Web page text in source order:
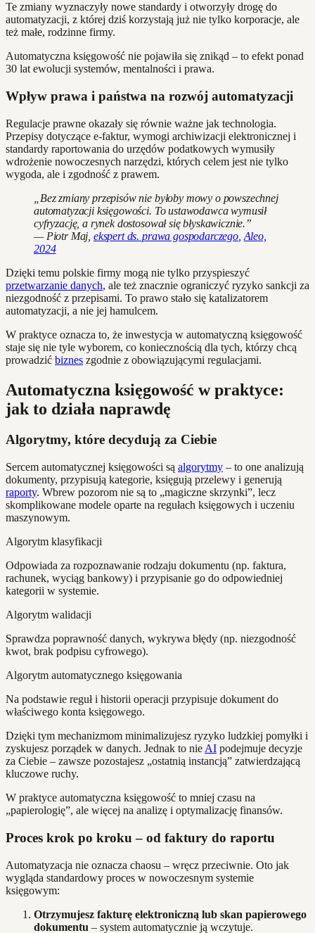
Te zmiany wyznaczyły nowe standardy i otworzyły drogę do
automatyzacji, z której dziś korzystają już nie tylko korporacje, ale
też małe, rodzinne firmy.
Automatyczna księgowość nie pojawiła się znikąd – to efekt ponad
30 lat ewolucji systemów, mentalności i prawa.
Wpływ prawa i państwa na rozwój automatyzacji
Regulacje prawne okazały się równie ważne jak technologia.
Przepisy dotyczące e-faktur, wymogi archiwizacji elektronicznej i
standardy raportowania do urzędów podatkowych wymusiły
wdrożenie nowoczesnych narzędzi, których celem jest nie tylko
wygoda, ale i zgodność z prawem.
„Bez zmiany przepisów nie byłoby mowy o powszechnej
automatyzacji księgowości. To ustawodawca wymusił
cyfryzację, a rynek dostosował się błyskawicznie.”
— Piotr Maj, ekspert ds. prawa gospodarczego, Aleo,
2024
Dzięki temu polskie firmy mogą nie tylko przyspieszyć
przetwarzanie danych, ale też znacznie ograniczyć ryzyko sankcji za
niezgodność z przepisami. To prawo stało się katalizatorem
automatyzacji, a nie jej hamulcem.
W praktyce oznacza to, że inwestycja w automatyczną księgowość
staje się nie tyle wyborem, co koniecznością dla tych, którzy chcą
prowadzić biznes zgodnie z obowiązującymi regulacjami.
Automatyczna księgowość w praktyce:
jak to działa naprawdę
Algorytmy, które decydują za Ciebie
Sercem automatycznej księgowości są algorytmy – to one analizują
dokumenty, przypisują kategorie, księgują przelewy i generują
raporty. Wbrew pozorom nie są to „magiczne skrzynki”, lecz
skomplikowane modele oparte na regułach księgowych i uczeniu
maszynowym.
Algorytm klasyfikacji
Odpowiada za rozpoznawanie rodzaju dokumentu (np. faktura,
rachunek, wyciąg bankowy) i przypisanie go do odpowiedniej
kategorii w systemie.
Algorytm walidacji
Sprawdza poprawność danych, wykrywa błędy (np. niezgodność
kwot, brak podpisu cyfrowego).
Algorytm automatycznego księgowania
Na podstawie reguł i historii operacji przypisuje dokument do
właściwego konta księgowego.
Dzięki tym mechanizmom minimalizujesz ryzyko ludzkiej pomyłki i
zyskujesz porządek w danych. Jednak to nie AI podejmuje decyzje
za Ciebie – zawsze pozostajesz „ostatnią instancją” zatwierdzającą
kluczowe ruchy.
W praktyce automatyczna księgowość to mniej czasu na
„papierologię”, ale więcej na analizę i optymalizację finansów.
Proces krok po kroku – od faktury do raportu
Automatyzacja nie oznacza chaosu – wręcz przeciwnie. Oto jak
wygląda standardowy proces w nowoczesnym systemie
księgowym:
Otrzymujesz fakturę elektroniczną lub skan papierowego
dokumentu – system automatycznie ją wczytuje.